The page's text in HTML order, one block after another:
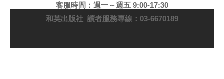
客服時間：週一～週五 9:00-17:30
和英出版社 讀者服務專線：03-6670189